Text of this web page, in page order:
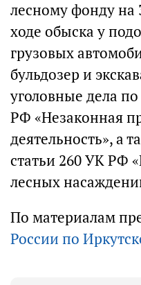
лесному фонду на
ходе обыска у
грузовых
бульдозер и
уголовные дела
РФ «Незаконная
деятельность», а
статьи 260 УК РФ
лесных
По материалам
России по